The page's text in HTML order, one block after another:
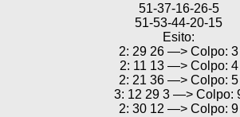
51-37-16-26-5
51-53-44-20-15
Esito:
2: 29 26 —> Colpo: 3
2: 11 13 —> Colpo: 4
2: 21 36 —> Colpo: 5
3: 12 29 3 —> Colpo:
2: 30 12 —> Colpo: 9